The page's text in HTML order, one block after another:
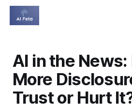
AI in the News:
More
Trust or Hurt